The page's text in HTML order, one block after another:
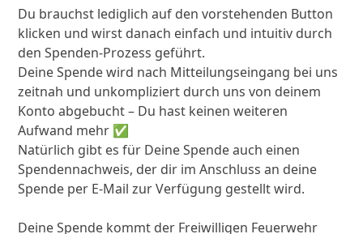
Du brauchst lediglich auf den vorstehenden Button
klicken und wirst danach einfach und intuitiv durch
den Spenden-Prozess geführt.
Deine Spende wird nach Mitteilungseingang bei uns
zeitnah und unkompliziert durch uns von deinem
Konto abgebucht – Du hast keinen weiteren
Aufwand mehr ✅
Natürlich gibt es für Deine Spende auch einen
Spendennachweis, der dir im Anschluss an deine
Spende per E-Mail zur Verfügung gestellt wird.
Deine Spende kommt der Freiwilligen Feuerwehr